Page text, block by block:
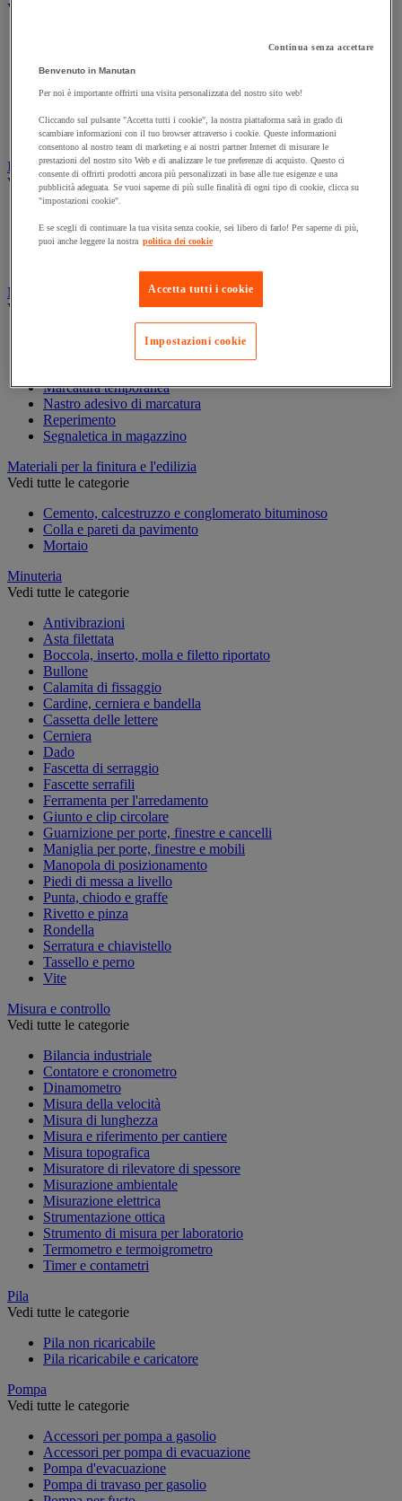
Vedi tutte le categorie
Lampada frontale
Lampada portatile
Proiettore da cantiere
Torcia
Ingrassaggio e lubrificazione
Vedi tutte le categorie
Attrezzi per lubrificazione
Grasso e olio
Marcatura
Vedi tutte le categorie
Marcatura industriale
Marcatura temporanea
Nastro adesivo di marcatura
Reperimento
Segnaletica in magazzino
Materiali per la finitura e l'edilizia
Vedi tutte le categorie
Cemento, calcestruzzo e conglomerato bituminoso
Colla e pareti da pavimento
Mortaio
Minuteria
Vedi tutte le categorie
Antivibrazioni
Asta filettata
Boccola, inserto, molla e filetto riportato
Bullone
Calamita di fissaggio
Cardine, cerniera e bandella
Cassetta delle lettere
Cerniera
Dado
Fascetta di serraggio
Fascette serrafili
Ferramenta per l'arredamento
Giunto e clip circolare
Guarnizione per porte, finestre e cancelli
Maniglia per porte, finestre e mobili
Manopola di posizionamento
Piedi di messa a livello
Punta, chiodo e graffe
Rivetto e pinza
Rondella
Serratura e chiavistello
Tassello e perno
Vite
Misura e controllo
Vedi tutte le categorie
Bilancia industriale
Contatore e cronometro
Dinamometro
Misura della velocità
Misura di lunghezza
Misura e riferimento per cantiere
Misura topografica
Misuratore di rilevatore di spessore
Misurazione ambientale
Misurazione elettrica
Strumentazione ottica
Strumento di misura per laboratorio
Termometro e termoigrometro
Timer e contametri
Pila
Vedi tutte le categorie
Pila non ricaricabile
Pila ricaricabile e caricatore
Pompa
Vedi tutte le categorie
Accessori per pompa a gasolio
Accessori per pompa di evacuazione
Pompa d'evacuazione
Pompa di travaso per gasolio
Continua senza accettare
Benvenuto in Manutan
Per noi è importante offrirti una visita personalizzata del nostro sito web!
Cliccando sul pulsante "Accetta tutti i cookie", la nostra piattaforma sarà in grado di
scambiare informazioni con il tuo browser attraverso i cookie. Queste informazioni
consentono al nostro team di marketing e ai nostri partner Internet di misurare le
prestazioni del nostro sito Web e di analizzare le tue preferenze di acquisto. Questo ci
consente di offrirti prodotti ancora più personalizzati in base alle tue esigenze e una
pubblicità adeguata. Se vuoi saperne di più sulle finalità di ogni tipo di cookie, clicca su
"impostazioni cookie".
E se scegli di continuare la tua visita senza cookie, sei libero di farlo! Per saperne di più,
puoi anche leggere la nostra politica dei cookie
Accetta tutti i cookie
Impostazioni cookie